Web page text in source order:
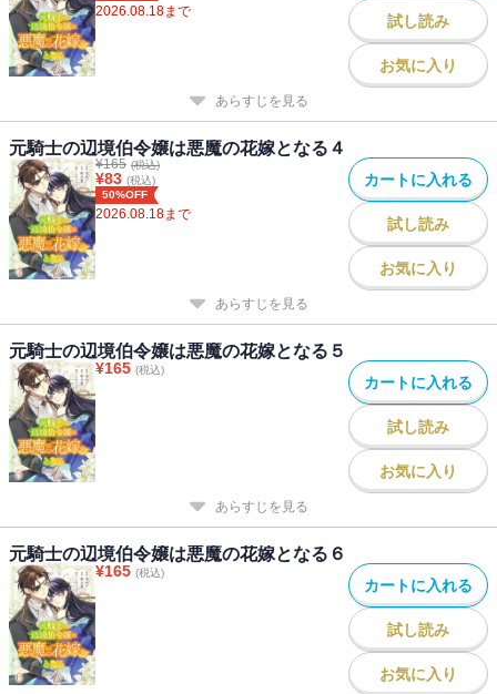
2026.08.18まで
試し読み
お気に入り
あらすじを見る
元騎士の辺境伯令嬢は悪魔の花嫁となる４
¥165 (税込)
¥83 (税込)
50%OFF
2026.08.18まで
カートに入れる
試し読み
お気に入り
あらすじを見る
元騎士の辺境伯令嬢は悪魔の花嫁となる５
¥165 (税込)
カートに入れる
試し読み
お気に入り
あらすじを見る
元騎士の辺境伯令嬢は悪魔の花嫁となる６
¥165 (税込)
カートに入れる
試し読み
お気に入り